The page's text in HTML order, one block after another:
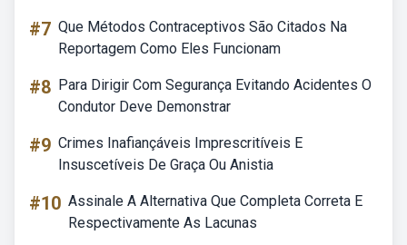
#7 Que Métodos Contraceptivos São Citados Na
Reportagem Como Eles Funcionam
#8 Para Dirigir Com Segurança Evitando Acidentes O
Condutor Deve Demonstrar
#9 Crimes Inafiançáveis Imprescritíveis E
Insuscetíveis De Graça Ou Anistia
#10 Assinale A Alternativa Que Completa Correta E
Respectivamente As Lacunas